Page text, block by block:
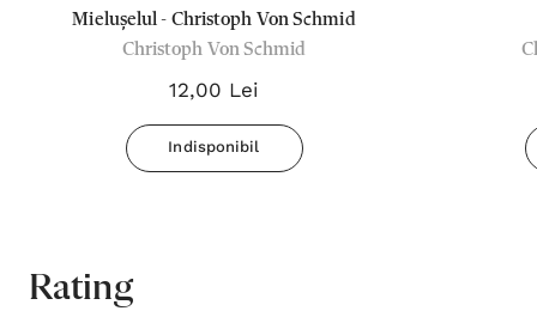
Mielușelul - Christoph Von Schmid
Christoph Von Schmid
12,00 Lei
Indisponibil
Rating